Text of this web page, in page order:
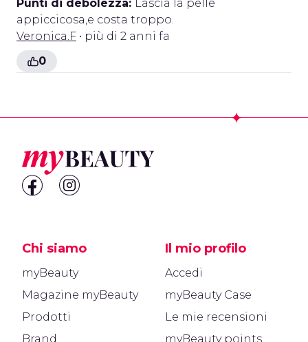
Punti di debolezza: Lascia la pelle
appiccicosa,e costa troppo.
Veronica.F • più di 2 anni fa
0
Chi siamo
myBeauty
Magazine myBeauty
Prodotti
Brand
Il mio profilo
Accedi
myBeauty Case
Le mie recensioni
myBeauty points